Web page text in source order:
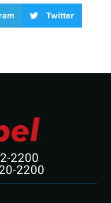
Twitter
2200
2200